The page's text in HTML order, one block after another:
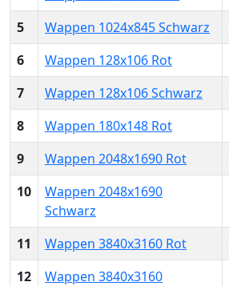
5
Wappen 1024x845 Schwarz
6
Wappen 128x106 Rot
7
Wappen 128x106 Schwarz
8
Wappen 180x148 Rot
9
Wappen 2048x1690 Rot
10
Wappen 2048x1690
Schwarz
11 Wappen 3840x3160 Rot
12
Wappen 3840x3160